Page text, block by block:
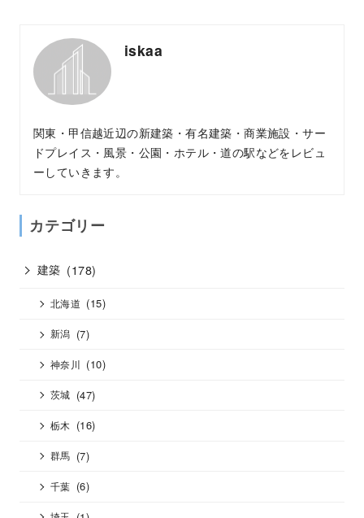
iskaa
関東・甲信越近辺の新建築・有名建築・商業施設・サー
ドプレイス・風景・公園・ホテル・道の駅などをレビュ
ーしていきます。
カテゴリー
建築 (178)
北海道 (15)
新潟 (7)
神奈川 (10)
茨城 (47)
栃木 (16)
群馬 (7)
千葉 (6)